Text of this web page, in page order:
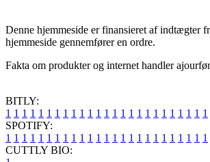
Denne hjemmeside er finansieret af indtægter
hjemmeside gennemfører en ordre.
Fakta om produkter og internet handler
BITLY:
1 1 1 1 1 1 1 1 1 1 1 1 1 1 1 1 1 1 1 1 1 1 1 1 1
SPOTIFY:
1 1 1 1 1 1 1 1 1 1 1 1 1 1 1 1 1 1 1 1 1 1 1 1 1
CUTTLY BIO: